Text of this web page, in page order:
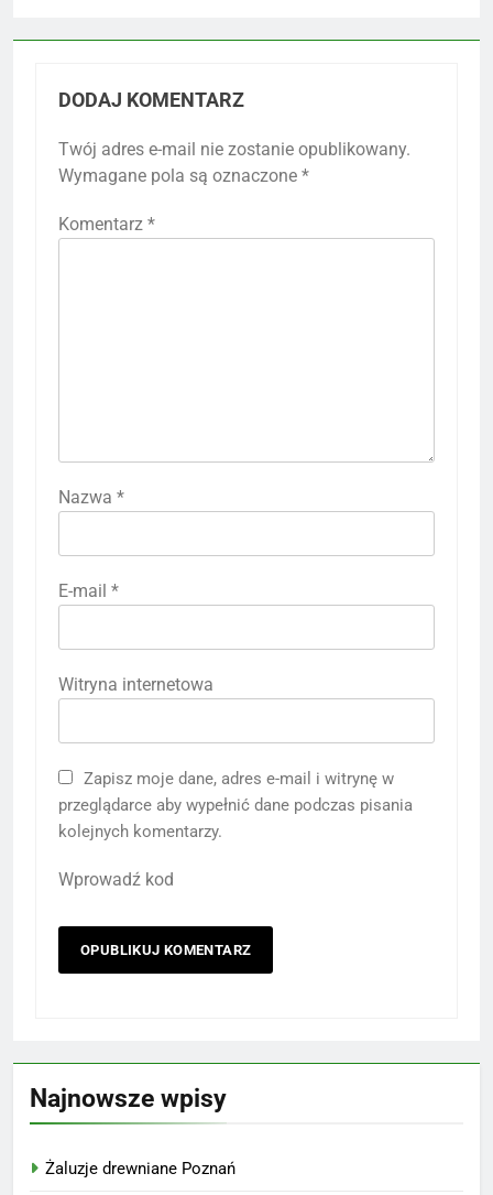
DODAJ KOMENTARZ
Twój adres e-mail nie zostanie opublikowany.
Wymagane pola są oznaczone *
Komentarz *
Nazwa *
E-mail *
Witryna internetowa
Zapisz moje dane, adres e-mail i witrynę w
przeglądarce aby wypełnić dane podczas pisania
kolejnych komentarzy.
Wprowadź kod
Najnowsze wpisy
Żaluzje drewniane Poznań